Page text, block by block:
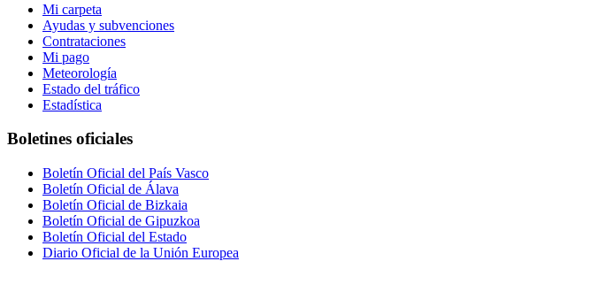
Mi carpeta
Ayudas y subvenciones
Contrataciones
Mi pago
Meteorología
Estado del tráfico
Estadística
Boletines oficiales
Boletín Oficial del País Vasco
Boletín Oficial de Álava
Boletín Oficial de Bizkaia
Boletín Oficial de Gipuzkoa
Boletín Oficial del Estado
Diario Oficial de la Unión Europea